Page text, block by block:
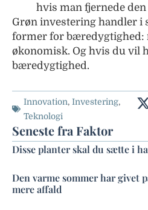
hvis man fjernede
Grøn investering handler i
former for bæredygtighed:
økonomisk. Og hvis du vil
bæredygtighed.
Innovation, Investering,
Teknologi
Seneste fra Faktor
Disse planter skal du sætte i
Den varme sommer har givet
mere affald